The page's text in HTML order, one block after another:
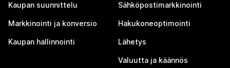
Kaupan suunnittelu
Markkinointi ja konversio
Kaupan hallinnointi
Sähköpostimarkkinointi
Hakukoneoptimointi
Lähetys
Valuutta ja käännös